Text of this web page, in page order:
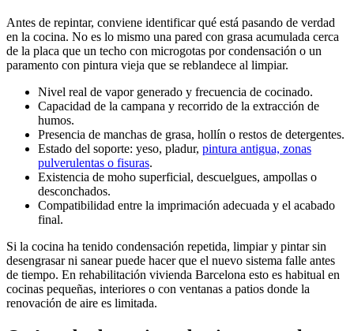
Antes de repintar, conviene identificar qué está pasando de verdad
en la cocina. No es lo mismo una pared con grasa acumulada cerca
de la placa que un techo con microgotas por condensación o un
paramento con pintura vieja que se reblandece al limpiar.
Nivel real de vapor generado y frecuencia de cocinado.
Capacidad de la campana y recorrido de la extracción de
humos.
Presencia de manchas de grasa, hollín o restos de detergentes.
Estado del soporte: yeso, pladur, pintura antigua, zonas
pulverulentas o fisuras.
Existencia de moho superficial, descuelgues, ampollas o
desconchados.
Compatibilidad entre la imprimación adecuada y el acabado
final.
Si la cocina ha tenido condensación repetida, limpiar y pintar sin
desengrasar ni sanear puede hacer que el nuevo sistema falle antes
de tiempo. En rehabilitación vivienda Barcelona esto es habitual en
cocinas pequeñas, interiores o con ventanas a patios donde la
renovación de aire es limitada.